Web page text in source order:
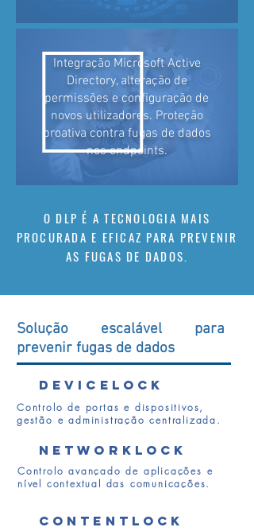
Integração Microsoft Active
Directory, alteração de
permissões e configuração de
novos utilizadores. Proteção
proativa contra fugas de dados
nos endpoints.
O DLP É A TECNOLOGIA MAIS
PROCURADA E EFICAZ PARA PREVENIR
AS FUGAS DE DADOS.
Solução escalável para
prevenir fugas de dados
DEVICELOCK
Controlo de portas e dispositivos,
gestão e administração centralizada.
NetworkLock
Controlo avançado de aplicações e
nível contextual das comunicações.
ContentLock